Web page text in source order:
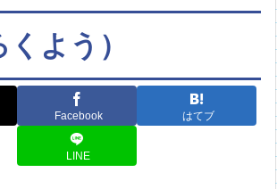
よう）
Facebook はてブ
LINE